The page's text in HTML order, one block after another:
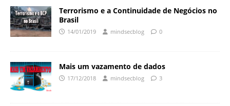
Terrorismo e a Continuidade de Negócios no
Brasil
14/01/2019 mindsecblog 0
Mais um vazamento de dados
17/12/2018 mindsecblog 3